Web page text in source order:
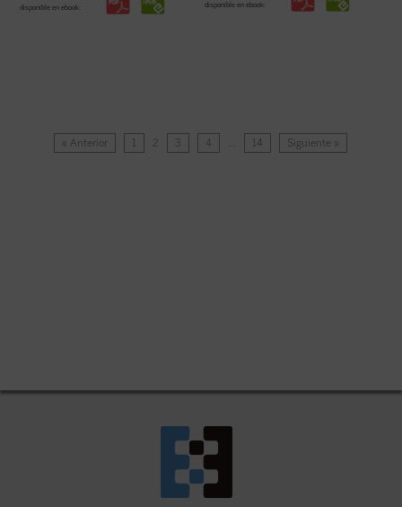
disponible en ebook: disponible en ebook:
« Anterior 1 2 3 4 … 14 Siguiente »